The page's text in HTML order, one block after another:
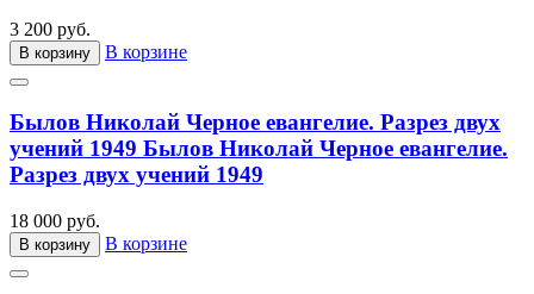
3 200 руб.
В корзину В корзине
Былов Николай Черное евангелие. Разрез двух
учений 1949 Былов Николай Черное евангелие.
Разрез двух учений 1949
18 000 руб.
В корзину В корзине